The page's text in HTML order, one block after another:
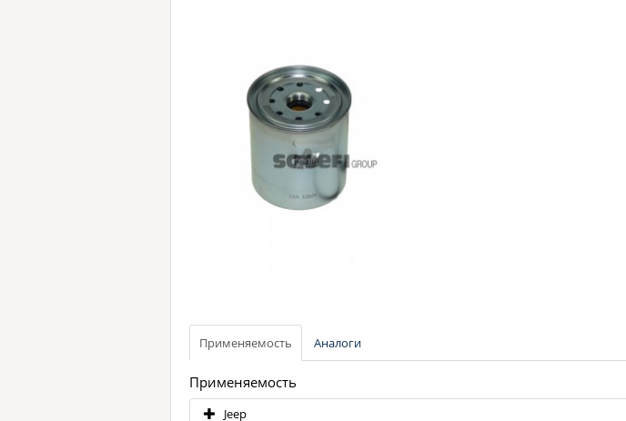
Применяемость Аналоги
Применяемость
Jeep